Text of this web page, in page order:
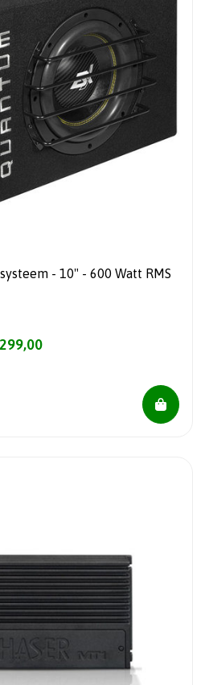
Basreflexsysteem - 10" - 600 Watt RMS